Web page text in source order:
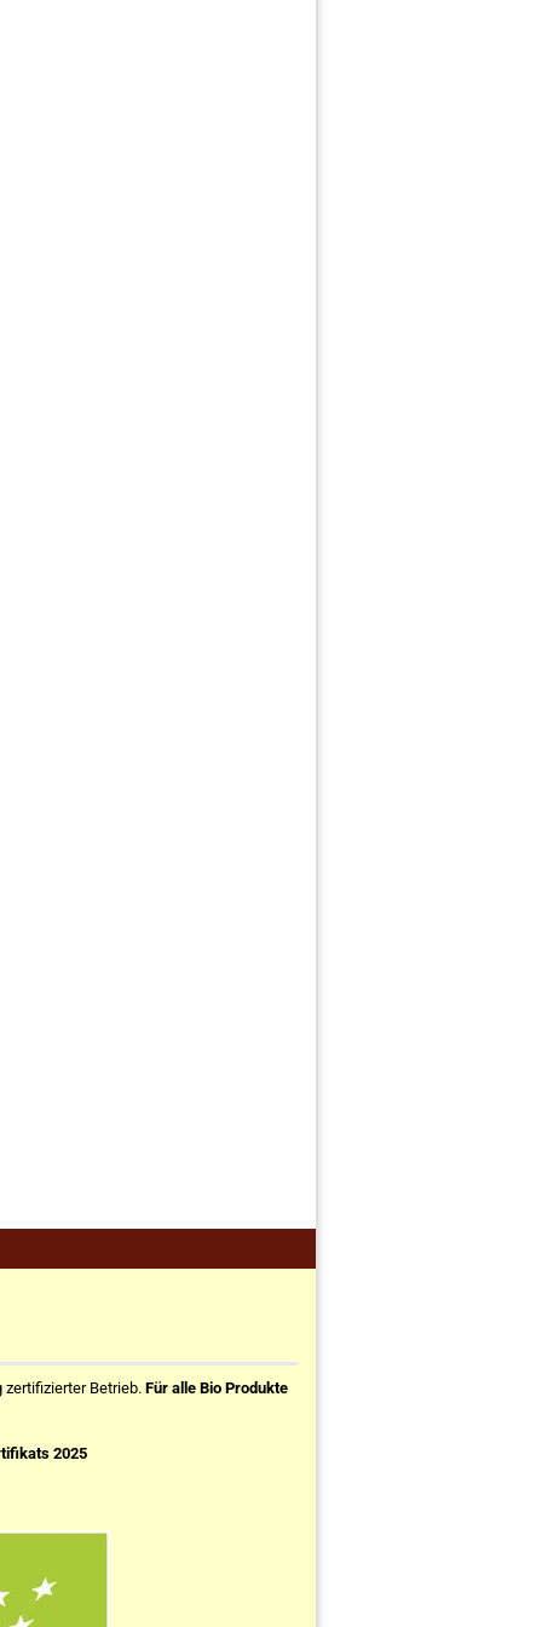
zertifizierter Betrieb. Für alle Bio Produkte
2025